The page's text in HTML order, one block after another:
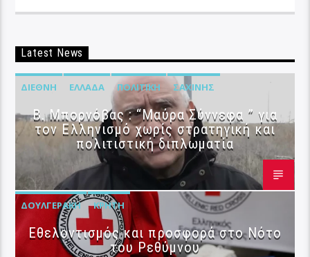
Latest News
ΔΙΕΘΝΉ ΕΛΛΆΔΑ ΠΟΛΙΤΙΚΉ ΣΑΧΊΝΗΣ
B. Μπορνόβας : “Μαύρα Σύννεφα ” για
τον Ελληνισμό χωρίς στρατηγική και
πολιτιστική διπλωματία
ΔΟΥΛΓΕΡΆΚΗ ΚΡΉΤΗ
Εθελοντισμός και προσφορά στο Νότο
του Ρεθύμνου